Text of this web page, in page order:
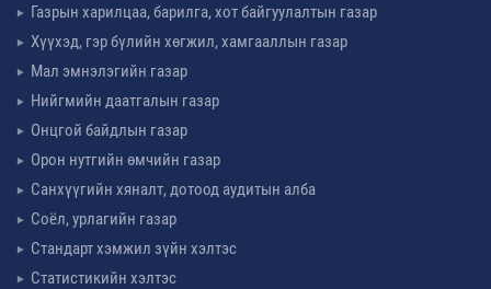
Газрын харилцаа, барилга, хот байгуулалтын газар
Хүүхэд, гэр бүлийн хөгжил, хамгааллын газар
Мал эмнэлэгийн газар
Нийгмийн даатгалын газар
Онцгой байдлын газар
Орон нутгийн өмчийн газар
Санхүүгийн хяналт, дотоод аудитын алба
Соёл, урлагийн газар
Стандарт хэмжил зүйн хэлтэс
Статистикийн хэлтэс